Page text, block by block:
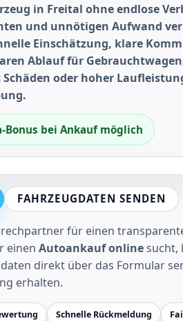
in Freital ohne endlose
und unnötigen Aufwand
Einschätzung, klare
Ablauf für
Schäden oder hoher
Bonus bei Ankauf möglich
FAHRZEUGDATEN SENDEN
für einen
einen Autoankauf onlinesucht,
direkt über das Formular
erhalten.
Schnelle Rückmeldung